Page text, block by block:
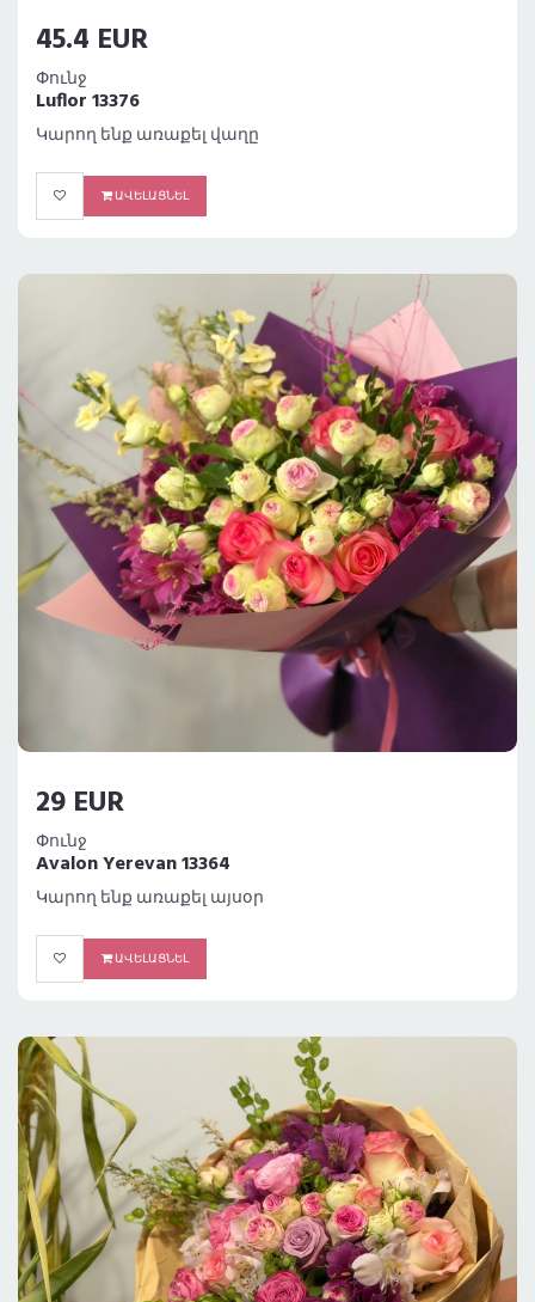
45.4 EUR
Փունջ
Luflor 13376
Կարող ենք առաքել վաղը
ԱՎԵԼԱՑՆԵԼ
29 EUR
Փունջ
Avalon Yerevan 13364
Կարող ենք առաքել այսօր
ԱՎԵԼԱՑՆԵԼ